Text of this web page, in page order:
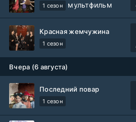
1 сезон мультфильм
Красная жемчужина
1 сезон
Вчера (6 августа)
Последний повар
1 сезон